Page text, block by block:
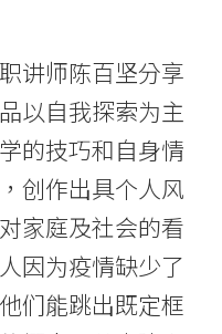
讲师陈百坚分享
以自我探索为主
的技巧和自身情
创作出具个人风
家庭及社会的看
因为疫情缺少了
们能跳出既定框